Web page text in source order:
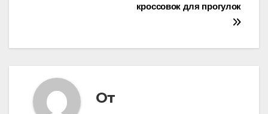
кроссовок для прогулок
От